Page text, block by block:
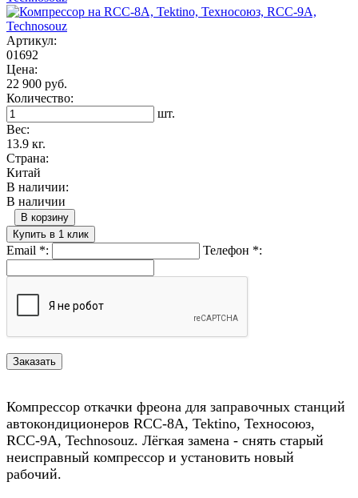
Артикул:
01692
Цена:
22 900 руб.
Количество:
шт.
Вес:
13.9 кг.
Страна:
Китай
В наличии:
В наличии
В корзину
Купить в 1 клик
Email *: Телефон *:
Компрессор откачки фреона для заправочных станций
автокондиционеров RCC-8A, Tektino, Теxносоюз,
RCC-9A, Technosouz. Лёгкая замена - снять старый
неисправный компрессор и установить новый
рабочий.